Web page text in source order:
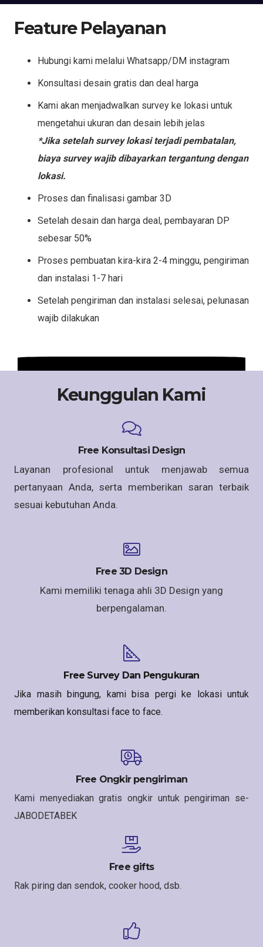
Feature Pelayanan
Hubungi kami melalui Whatsapp/DM instagram
Konsultasi desain gratis dan deal harga
Kami akan menjadwalkan survey ke lokasi untuk
mengetahui ukuran dan desain lebih jelas
*Jika setelah survey lokasi terjadi pembatalan,
biaya survey wajib dibayarkan tergantung dengan
lokasi.
Proses dan finalisasi gambar 3D
Setelah desain dan harga deal, pembayaran DP
sebesar 50%
Proses pembuatan kira-kira 2-4 minggu, pengiriman
dan instalasi 1-7 hari
Setelah pengiriman dan instalasi selesai, pelunasan
wajib dilakukan
Keunggulan Kami
Free Konsultasi Design
Layanan profesional untuk menjawab semua
pertanyaan Anda, serta memberikan saran terbaik
sesuai kebutuhan Anda.
Free 3D Design
Kami memiliki tenaga ahli 3D Design yang
berpengalaman.
Free Survey Dan Pengukuran
Jika masih bingung, kami bisa pergi ke lokasi untuk
memberikan konsultasi face to face.
Free Ongkir pengiriman
Kami menyediakan gratis ongkir untuk pengiriman se-
JABODETABEK
Free gifts
Rak piring dan sendok, cooker hood, dsb.